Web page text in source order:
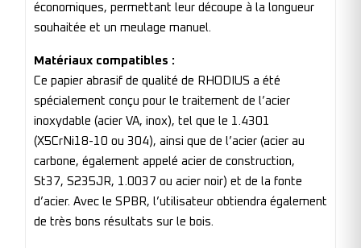
économiques, permettant leur découpe à la longueur
souhaitée et un meulage manuel.
Matériaux compatibles :
Ce papier abrasif de qualité de RHODIUS a été
spécialement conçu pour le traitement de l’acier
inoxydable (acier VA, inox), tel que le 1.4301
(X5CrNi18-10 ou 304), ainsi que de l’acier (acier au
carbone, également appelé acier de construction,
St37, S235JR, 1.0037 ou acier noir) et de la fonte
d’acier. Avec le SPBR, l’utilisateur obtiendra également
de très bons résultats sur le bois.